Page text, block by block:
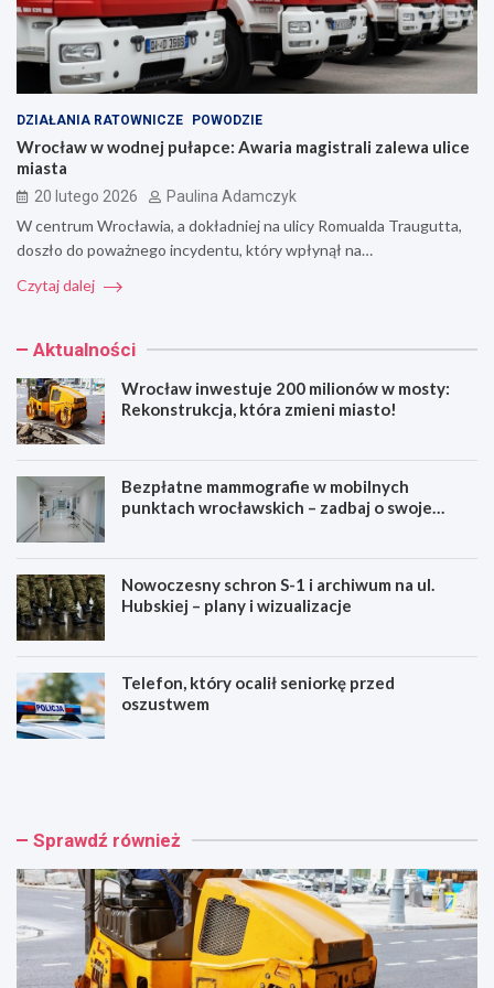
DZIAŁANIA RATOWNICZE POWODZIE
Wrocław w wodnej pułapce: Awaria magistrali zalewa ulice
miasta
20 lutego 2026 Paulina Adamczyk
W centrum Wrocławia, a dokładniej na ulicy Romualda Traugutta,
doszło do poważnego incydentu, który wpłynął na…
Czytaj dalej
Aktualności
Wrocław inwestuje 200 milionów w mosty:
Rekonstrukcja, która zmieni miasto!
Bezpłatne mammografie w mobilnych
punktach wrocławskich – zadbaj o swoje
Nowoczesny schron S-1 i archiwum na ul.
Hubskiej – plany i wizualizacje
Telefon, który ocalił seniorkę przed
oszustwem
W
a
i
w
e
s
B
a
n
m
a
m
Sprawdź również